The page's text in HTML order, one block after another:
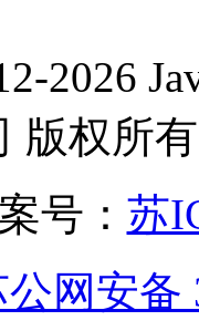
2026
版权所有
号： 苏
网安备